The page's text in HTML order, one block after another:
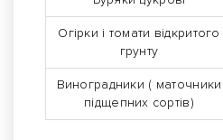
Огірки і томати відкритого
грунту
Виноградники ( маточники
підщепних сортів)